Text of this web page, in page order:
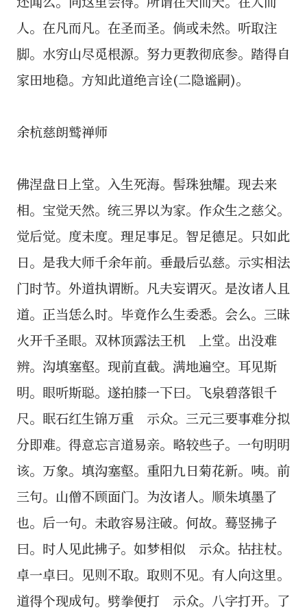
人。在凡而凡。在圣而圣。倘或未然。听取注
脚。水穷山尽觅根源。努力更教彻底参。踏得自
家田地稳。方知此道绝言诠(二隐谧嗣)。
余杭慈朗鹫禅师
佛涅盘日上堂。入生死海。髻珠独耀。现去来
相。宝觉天然。统三界以为家。作众生之慈父。
觉后觉。度未度。理足事足。智足德足。只如此
日。是我大师千余年前。垂最后弘慈。示实相法
门时节。外道执谓断。凡夫妄谓灭。是汝诸人且
道。正当恁么时。毕竟作么生委悉。会么。三昧
火开千圣眼。双林顶露法王机 上堂。出没难
辨。沟填塞壑。现前直截。满地遍空。耳见斯
明。眼听斯聪。遂拍膝一下曰。飞泉碧落银千
尺。眠石红生锦万重 示众。三元三要事难分拟
分即难。得意忘言道易亲。略较些子。一句明明
该。万象。填沟塞壑。重阳九日菊花新。咦。前
三句。山僧不顾面门。为汝诸人。顺朱填墨了
也。后一句。未敢容易注破。何故。蓦竖拂子
曰。时人见此拂子。如梦相似 示众。拈拄杖。
卓一卓曰。见则不取。取则不见。有人向这里。
道得个现成句。劈拳便打 示众。八字打开。了